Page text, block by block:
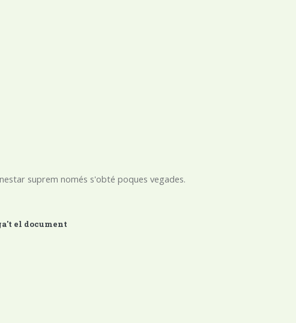
suprem només s'obté poques vegades.
el document